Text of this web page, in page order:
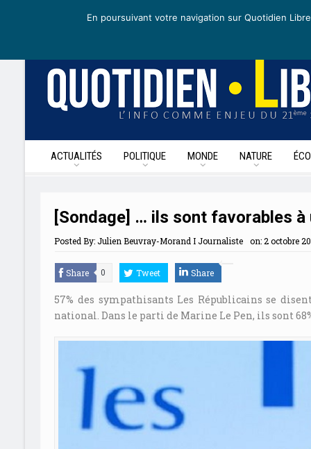
dimanche 3 mai 2020 I Édition de la journée Recevoir nos
ACTUALITÉS POLITIQUE MONDE NATURE
[Sondage] … ils sont favorables à
Posted By:Julien Beuvray-Morand I Journaliste on:2 octobre
Share 0 Tweet Share
57% des sympathisants Les Républicains se
national. Dans le parti de Marine Le Pen, ils sont
En poursuivant votre navigation sur Quotidien